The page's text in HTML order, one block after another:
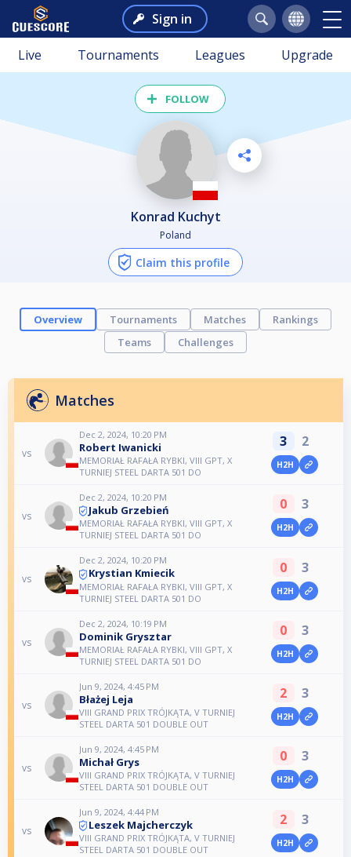
Sign in
Live Tournaments Leagues Upgrade
FOLLOW
Konrad Kuchyt
Poland
Claim this profile
Overview Tournaments Matches
Rankings
Teams
Challenges
Matches
vs
Dec 2, 2024, 10:20 PM
Robert Iwanicki
MEMORIAŁ RAFAŁA RYBKI, VIII GPT, X
TURNIEJ STEEL DARTA 501 DO
3 2
H2H
vs
Dec 2, 2024, 10:20 PM
Jakub Grzebień
MEMORIAŁ RAFAŁA RYBKI, VIII GPT, X
TURNIEJ STEEL DARTA 501 DO
0 3
H2H
vs
Dec 2, 2024, 10:20 PM
Krystian Kmiecik
MEMORIAŁ RAFAŁA RYBKI, VIII GPT, X
TURNIEJ STEEL DARTA 501 DO
0 3
H2H
vs
Dec 2, 2024, 10:19 PM
Dominik Grysztar
MEMORIAŁ RAFAŁA RYBKI, VIII GPT, X
TURNIEJ STEEL DARTA 501 DO
0 3
H2H
vs
Jun 9, 2024, 4:45 PM
Błażej Leja
VIII GRAND PRIX TRÓJKĄTA, V TURNIEJ
STEEL DARTA 501 DOUBLE OUT
2 3
H2H
vs
Jun 9, 2024, 4:45 PM
Michał Grys
VIII GRAND PRIX TRÓJKĄTA, V TURNIEJ
STEEL DARTA 501 DOUBLE OUT
0 3
H2H
vs
Jun 9, 2024, 4:44 PM
Leszek Majcherczyk
VIII GRAND PRIX TRÓJKĄTA, V TURNIEJ
STEEL DARTA 501 DOUBLE OUT
2 3
H2H